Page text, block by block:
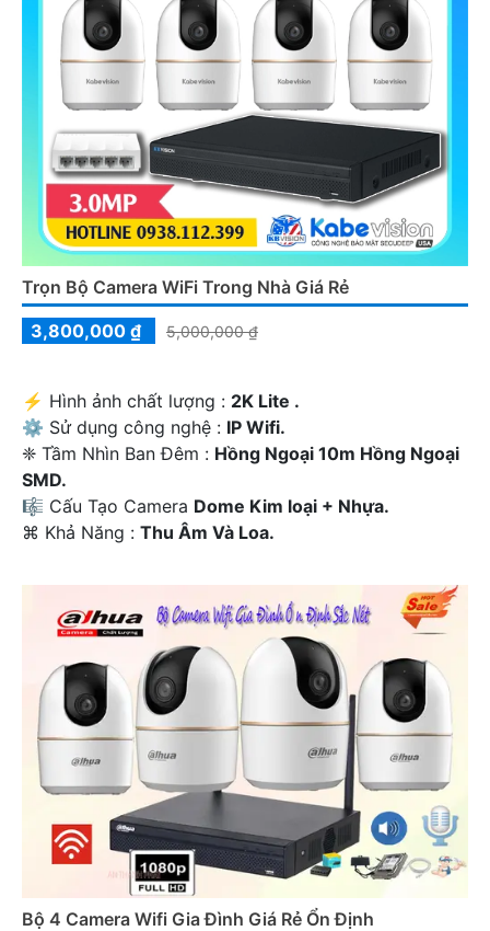
Trọn Bộ Camera WiFi Trong Nhà Giá Rẻ
3,800,000 ₫
5,000,000 ₫
️⚡ Hình ảnh chất lượng : 2K Lite .
⚙ Sử dụng công nghệ : IP Wifi.
❈ Tầm Nhìn Ban Đêm : Hồng Ngoại 10m Hồng Ngoại
SMD.
🎼️ Cấu Tạo Camera Dome Kim loại + Nhựa.
️⌘ Khả Năng : Thu Âm Và Loa.
Bộ 4 Camera Wifi Gia Đình Giá Rẻ Ổn Định